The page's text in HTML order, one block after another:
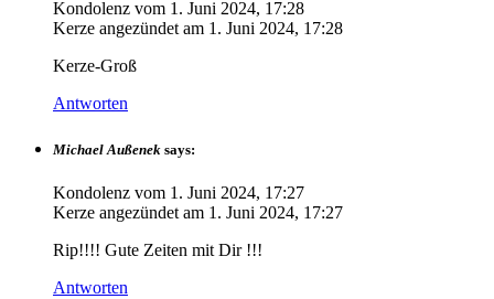
Kondolenz vom 1. Juni 2024, 17:28
Kerze angezündet am 1. Juni 2024, 17:28
Kerze-Groß
Antworten
Michael Außenek says:
Kondolenz vom 1. Juni 2024, 17:27
Kerze angezündet am 1. Juni 2024, 17:27
Rip!!!! Gute Zeiten mit Dir !!!
Antworten